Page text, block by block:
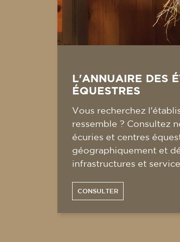
L'ANNUAIRE DES
ÉQUESTRES
Vous recherchez
ressemble ? Consultez
écuries et centres
géographiquement et
infrastructures et
CONSULTER